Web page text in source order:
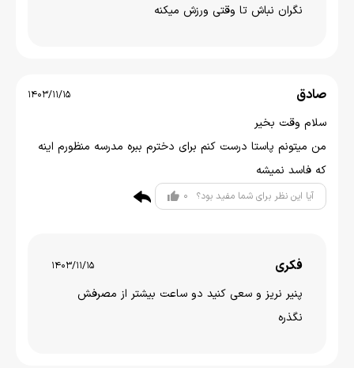
نگران نباش تا وقتی ورزش میکنه
صادق 1403/11/15
سلام وقت بخیر
من میتونم پاستا درست کنم برای دخترم ببره مدرسه منظورم اینه
که فاسد نمیشه
آیا این نظر برای شما مفید بود؟ 0
فکری 1403/11/15
پنیر نریز و سعی کنید دو ساعت بیشتر از مصرفش
نگذره